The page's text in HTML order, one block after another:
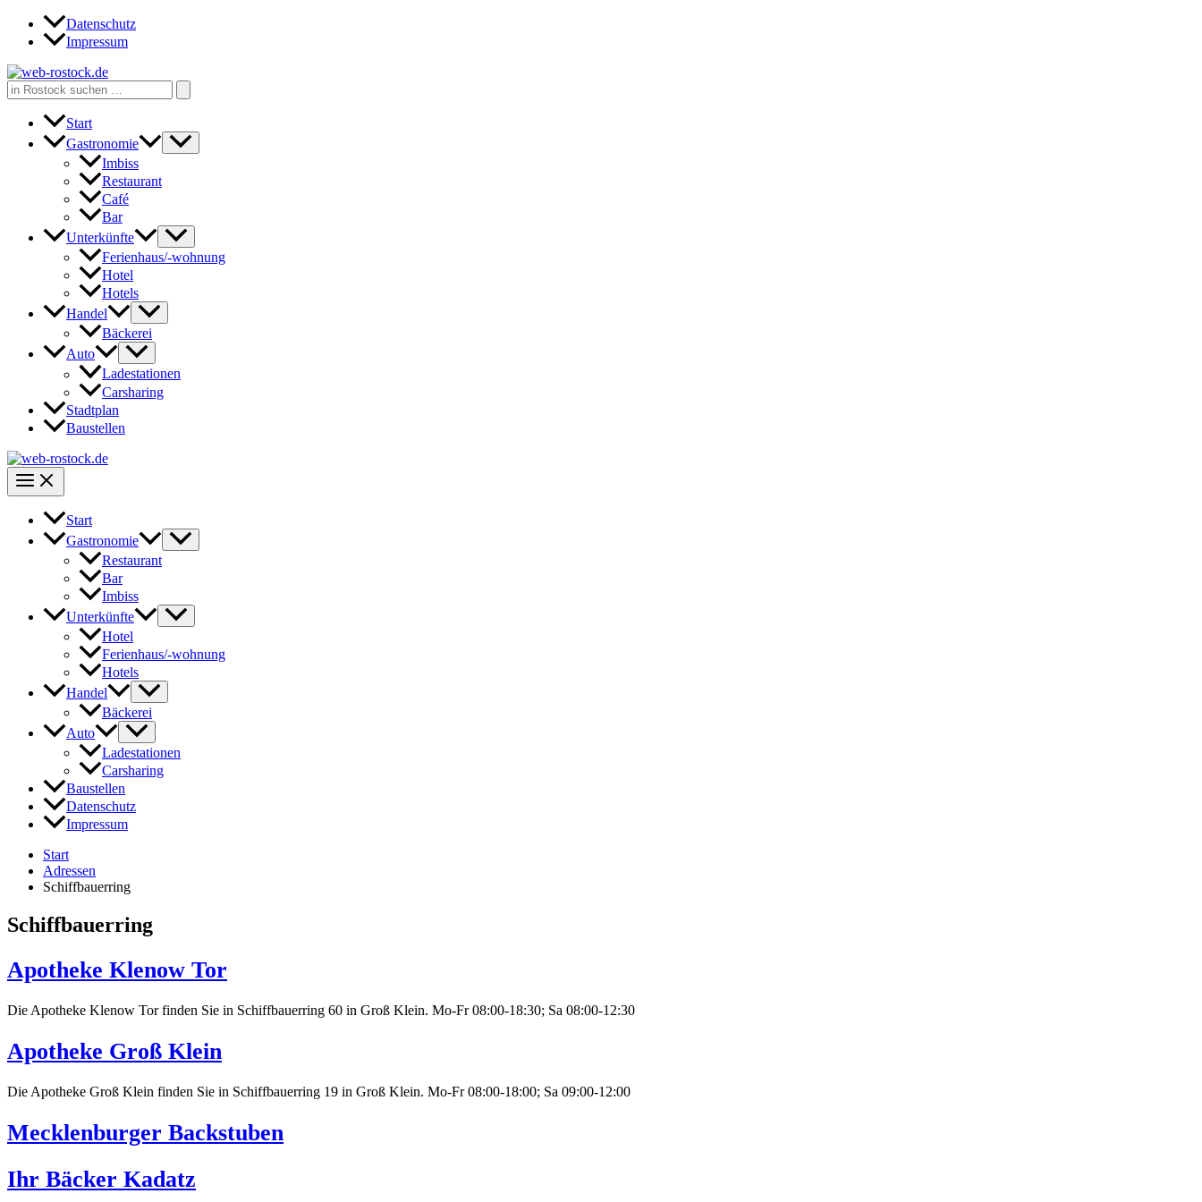
Zum
Inhalt
Datenschutz
Impressum
Search
for:
Start
Gastronomie
Imbiss
Restaurant
Café
Bar
Unterkünfte
Ferienhaus/-wohnung
Hotel
Hotels
Handel
Bäckerei
Auto
Ladestationen
Carsharing
Stadtplan
Baustellen
Start
Gastronomie
Restaurant
Bar
Imbiss
Unterkünfte
Hotel
Ferienhaus/-wohnung
Hotels
Handel
Bäckerei
Auto
Ladestationen
Carsharing
Baustellen
Datenschutz
Impressum
Start
Adressen
Schiffbauerring
Schiffbauerring
Apotheke Klenow Tor
Die Apotheke Klenow Tor finden Sie in Schiffbauerring 60 in Groß Klein. Mo-Fr 08:00-18:30; Sa 08:00-12:30
Apotheke Groß Klein
Die Apotheke Groß Klein finden Sie in Schiffbauerring 19 in Groß Klein. Mo-Fr 08:00-18:00; Sa 09:00-12:00
Mecklenburger Backstuben
Ihr Bäcker Kadatz